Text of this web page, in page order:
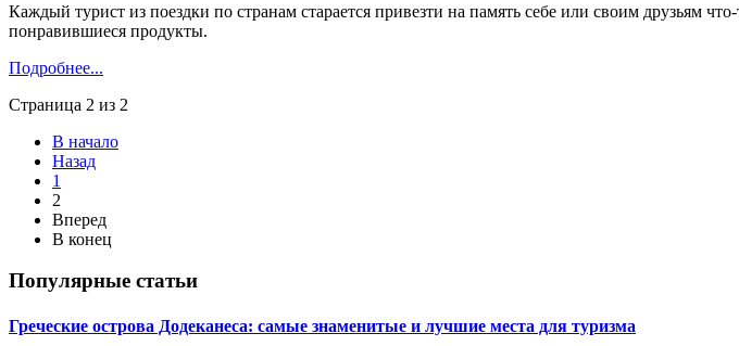
Каждый турист из поездки по странам старается привезти на память себе или своим друзьям
понравившиеся продукты.
Подробнее...
Страница 2 из 2
В начало
Назад
1
2
Вперед
В конец
Популярные статьи
Греческие острова Додеканеса: самые знаменитые и лучшие места для туризма